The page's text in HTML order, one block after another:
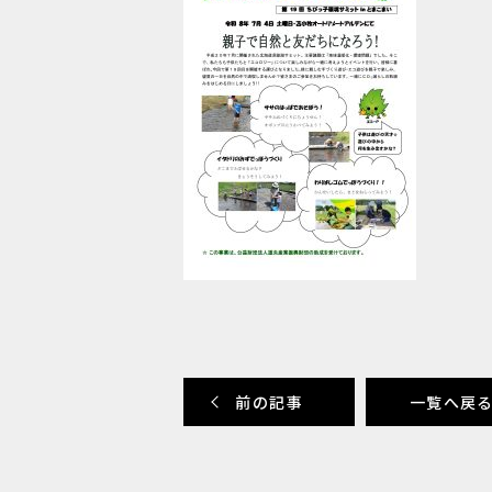
前の記事 一覧へ戻